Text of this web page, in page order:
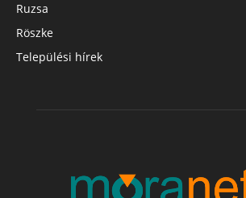
Ruzsa
Röszke
Települési hírek